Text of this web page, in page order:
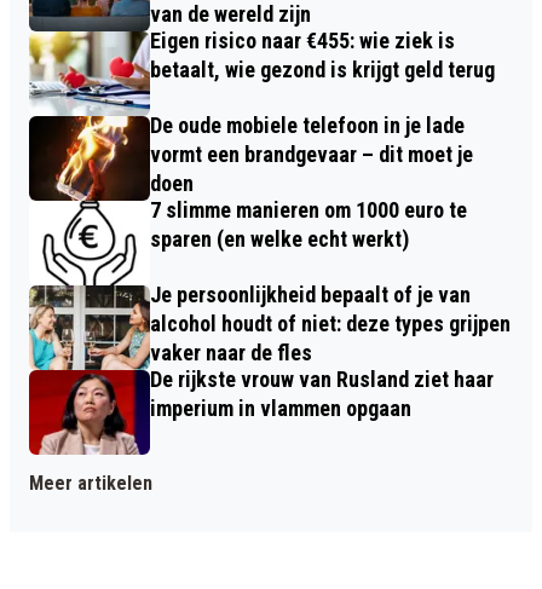
van de wereld zijn
Eigen risico naar €455: wie ziek is
betaalt, wie gezond is krijgt geld terug
De oude mobiele telefoon in je lade
vormt een brandgevaar – dit moet je
doen
7 slimme manieren om 1000 euro te
sparen (en welke echt werkt)
Je persoonlijkheid bepaalt of je van
alcohol houdt of niet: deze types grijpen
vaker naar de fles
De rijkste vrouw van Rusland ziet haar
imperium in vlammen opgaan
Meer artikelen